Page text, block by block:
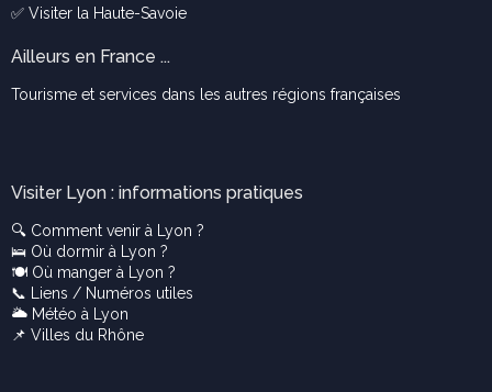
✅ Visiter la Haute-Savoie
Ailleurs en France ...
Tourisme et services dans les autres régions françaises
Visiter Lyon : informations pratiques
🔍 Comment venir à Lyon ?
🛌 Où dormir à Lyon ?
🍽️ Où manger à Lyon ?
📞
Liens / Numéros utiles
🌥️ Météo à Lyon
📌 Villes du Rhône